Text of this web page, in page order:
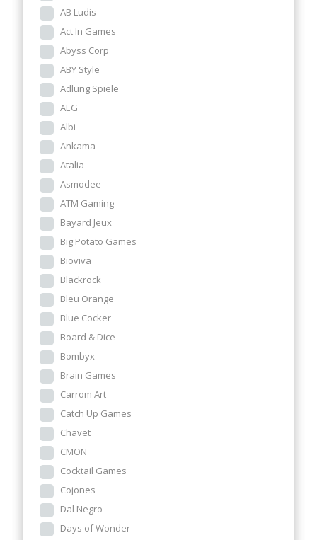
AB Ludis
Act In Games
Abyss Corp
ABY Style
Adlung Spiele
AEG
Albi
Ankama
Atalia
Asmodee
ATM Gaming
Bayard Jeux
Big Potato Games
Bioviva
Blackrock
Bleu Orange
Blue Cocker
Board & Dice
Bombyx
Brain Games
Carrom Art
Catch Up Games
Chavet
CMON
Cocktail Games
Cojones
Dal Negro
Days of Wonder